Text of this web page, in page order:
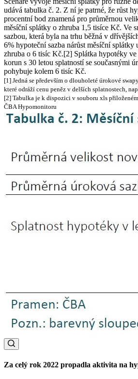
udává tabulka č. 2. Z ní je patrné, že růst
procentní bod znamená pro průměrnou
měsíční splátky o zhruba 1,5 tisíce Kč. Ve
sazbou, která byla na trhu běžná v
6% hypoteční sazba nárůst měsíční splátky
zhruba o 6 tisíc Kč.[2] Splátka hypotéky
korun s 30 letou splatností se současnými
pohybuje kolem 6 tisíc Kč.
[1] Jedná se především o dlouholeté úrokové
které odráží cenu peněz v delších splatnostech,
[2] Tabulka je k dispozici v souboru xls
ČBA Hypomonitoru
Za celý rok 2022 propadla aktivita na